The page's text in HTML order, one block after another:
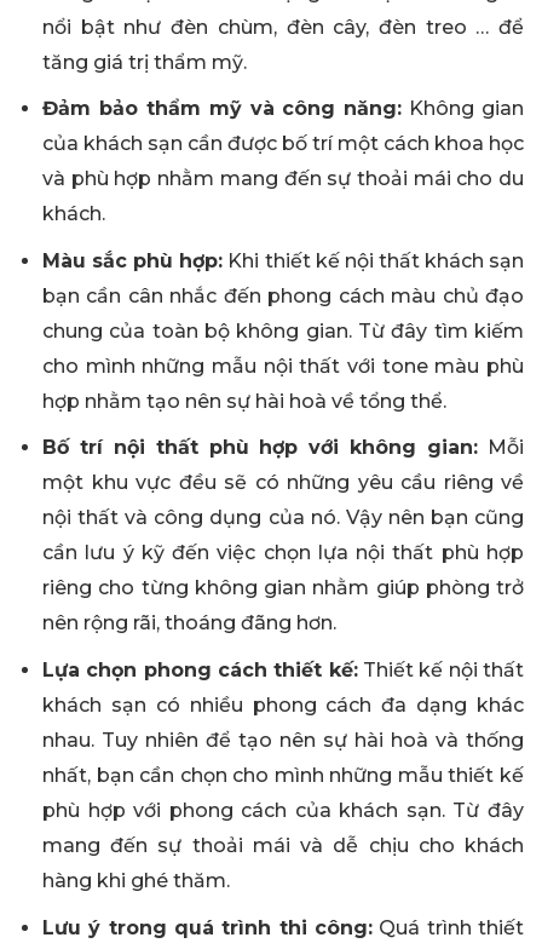
nổi bật như đèn chùm, đèn cây, đèn treo … để
tăng giá trị thẩm mỹ.
Đảm bảo thẩm mỹ và công năng: Không gian
của khách sạn cần được bố trí một cách khoa học
và phù hợp nhằm mang đến sự thoải mái cho du
khách.
Màu sắc phù hợp: Khi thiết kế nội thất khách sạn
bạn cần cân nhắc đến phong cách màu chủ đạo
chung của toàn bộ không gian. Từ đây tìm kiếm
cho mình những mẫu nội thất với tone màu phù
hợp nhằm tạo nên sự hài hoà về tổng thể.
Bố trí nội thất phù hợp với không gian: Mỗi
một khu vực đều sẽ có những yêu cầu riêng về
nội thất và công dụng của nó. Vậy nên bạn cũng
cần lưu ý kỹ đến việc chọn lựa nội thất phù hợp
riêng cho từng không gian nhằm giúp phòng trở
nên rộng rãi, thoáng đãng hơn.
Lựa chọn phong cách thiết kế:Thiết kế nội thất
khách sạn có nhiều phong cách đa dạng khác
nhau. Tuy nhiên để tạo nên sự hài hoà và thống
nhất, bạn cần chọn cho mình những mẫu thiết kế
phù hợp với phong cách của khách sạn. Từ đây
mang đến sự thoải mái và dễ chịu cho khách
hàng khi ghé thăm.
Lưu ý trong quá trình thi công: Quá trình thiết